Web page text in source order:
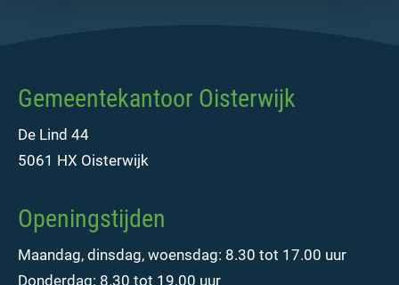
Gemeentekantoor Oisterwijk
De Lind 44
5061 HX Oisterwijk
Openingstijden
Maandag, dinsdag, woensdag: 8.30 tot 17.00 uur
Donderdag: 8.30 tot 19.00 uur